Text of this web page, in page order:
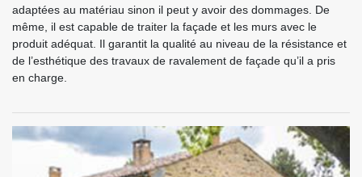
adaptées au matériau sinon il peut y avoir des dommages. De
même, il est capable de traiter la façade et les murs avec le
produit adéquat. Il garantit la qualité au niveau de la résistance et
de l’esthétique des travaux de ravalement de façade qu’il a pris
en charge.